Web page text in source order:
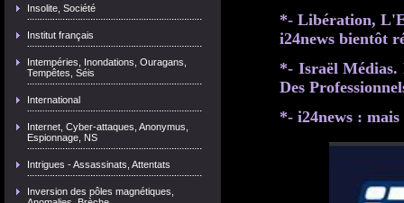
Insolite, Société
Institut français
Intempéries, Inondations, Ouragans,
Tempêtes, Séis
International
Internet, Cyber-attaques, Anonymus,
Espionnage, NS
Intrigues - Assassinats, Attentats
Inversion des pôles magnétiques,
*- Libération,
i24news bientôt
*- Israël Médias.
Des
*- i24news : mais